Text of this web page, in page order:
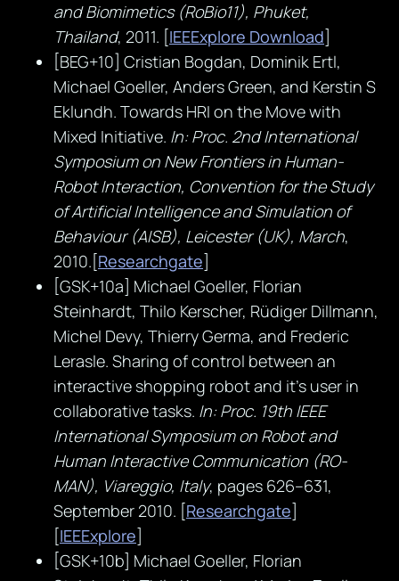
and Biomimetics (RoBio11), Phuket,
Thailand, 2011. [IEEExplore Download]
[BEG+10] Cristian Bogdan, Dominik Ertl,
Michael Goeller, Anders Green, and Kerstin S
Eklundh. Towards HRI on the Move with
Mixed Initiative. In: Proc. 2nd International
Symposium on New Frontiers in Human-
Robot Interaction, Convention for the Study
of Artificial Intelligence and Simulation of
Behaviour (AISB), Leicester (UK), March,
2010.[Researchgate]
[GSK+10a] Michael Goeller, Florian
Steinhardt, Thilo Kerscher, Rüdiger Dillmann,
Michel Devy, Thierry Germa, and Frederic
Lerasle. Sharing of control between an
interactive shopping robot and it’s user in
collaborative tasks. In: Proc. 19th IEEE
International Symposium on Robot and
Human Interactive Communication (RO-
MAN), Viareggio, Italy, pages 626–631,
September 2010. [Researchgate]
[IEEExplore]
[GSK+10b] Michael Goeller, Florian